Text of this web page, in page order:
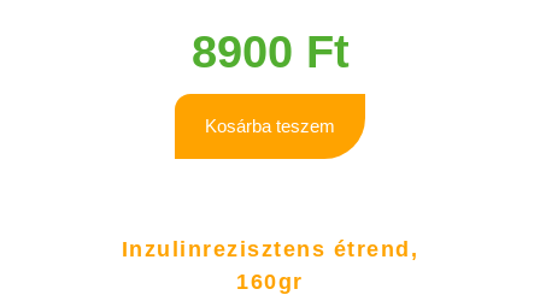
8900 Ft
Kosárba teszem
Inzulinrezisztens étrend,
160gr